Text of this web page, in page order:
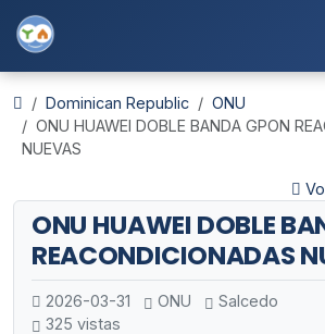
Dominican Republic
ONU
ONU HUAWEI DOBLE BANDA GPON
NUEVAS
ONU HUAWEI DOBLE
REACONDICIONADAS
2026-03-31 ONU
Salcedo
325 vistas